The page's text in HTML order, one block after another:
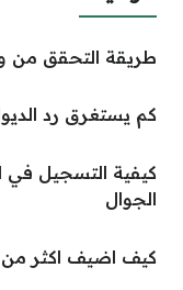
طريقة التحقق من
كم يستغرق رد
كيفية التسجيل
الجوال
كيف اضيف اكثر